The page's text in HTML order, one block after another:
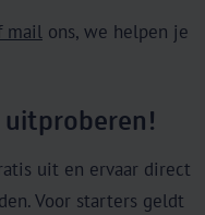
mail ons, we helpen je
uitproberen!
uit en ervaar direct
Voor starters geldt